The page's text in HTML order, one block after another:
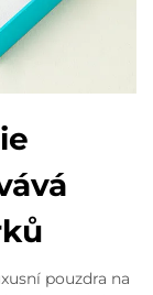
pouzdra na